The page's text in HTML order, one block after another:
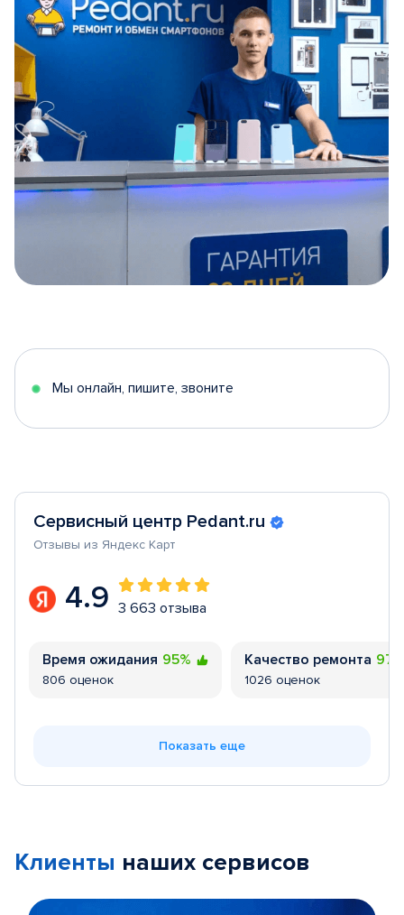
5
Мы онлайн, пишите, звоните
Сервисный центр Pedant.ru
Отзывы из Яндекс Карт
4.9 3 663 отзыва
Время ожидания 95%
806 оценок
Качество ремонта
1026 оценок
Показать еще
Клиенты наших сервисов